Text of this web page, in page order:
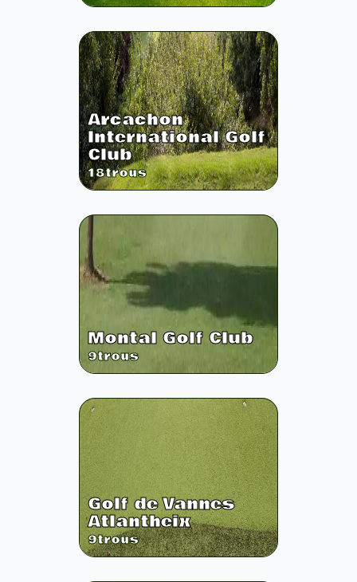
Arcachon
International Golf
Club
18trous
Montal Golf Club
9trous
Golf de Vannes
Atlantheix
9trous